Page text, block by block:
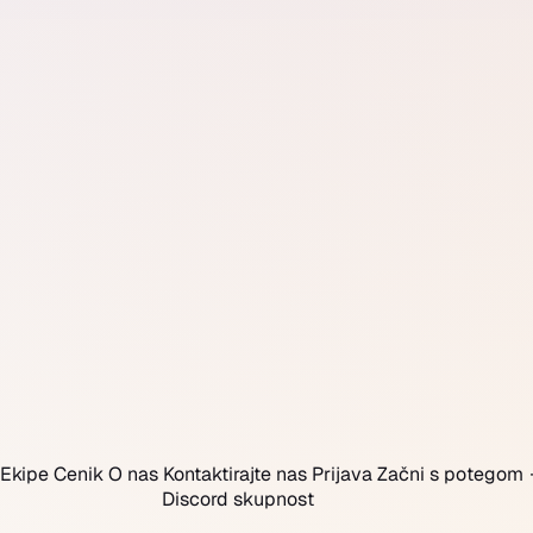
EkipeCenikO nas Kontaktirajte nas PrijavaZačni s potegom
Discord skupnost